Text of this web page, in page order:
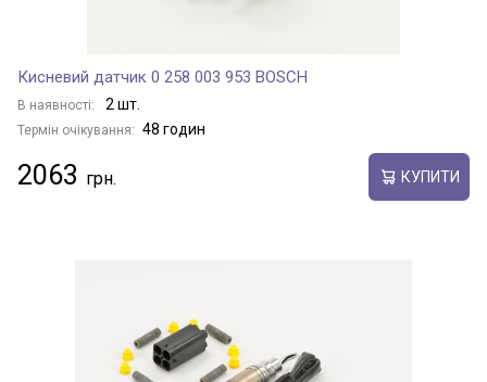
Кисневий датчик 0 258 003 953 BOSCH
В наявності: 2 шт.
Термін очікування: 48 годин
2063 КУПИТИ